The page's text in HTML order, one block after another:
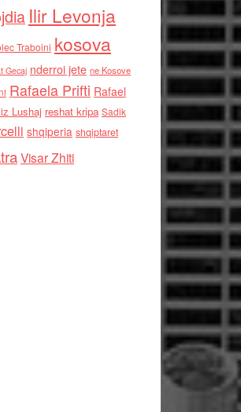
Ilir Levonja
Traboini kosova
Gecaj nderroi jete ne Kosove
Rafaela Prifti Rafael
Lushaj reshat kripa Sadik
shqiperia shqiptaret
Visar Zhiti